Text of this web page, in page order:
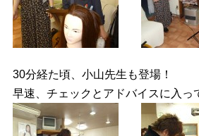
30分経た頃、小山先生も登場！
早速、チェックとアドバイスに入っ